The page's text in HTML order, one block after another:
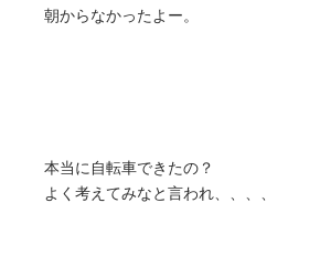
朝からなかったよー。
本当に自転車できたの？
よく考えてみなと言われ、、、、